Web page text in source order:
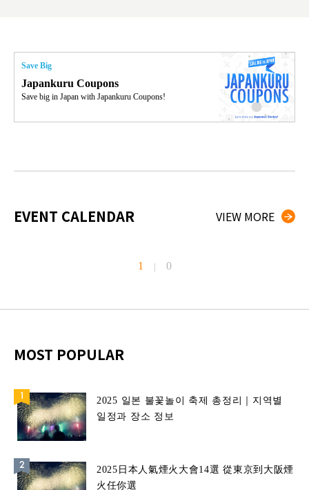
Save Big
Japankuru Coupons
Save big in Japan with Japankuru Coupons!
EVENT CALENDAR VIEW MORE
1 | 0
MOST POPULAR
2025 일본 불꽃놀이 축제 총정리｜지역별
일정과 장소 정보
2025日本人氣煙火大會14選 從東京到大阪煙
火任你選